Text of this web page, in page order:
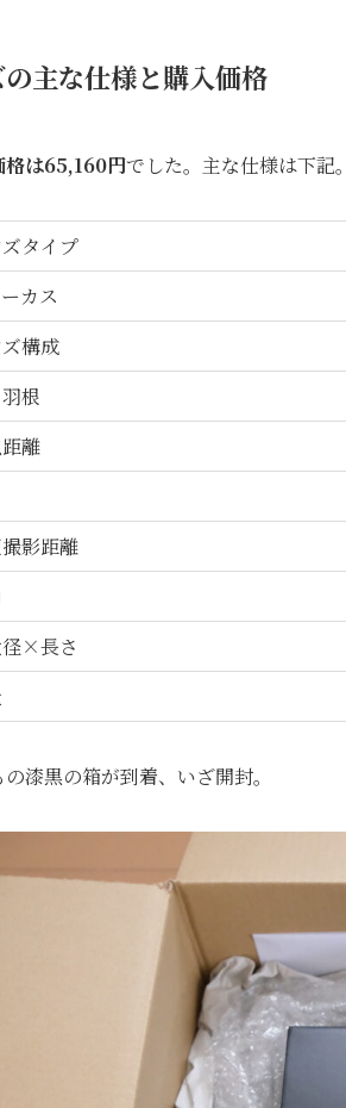
の主な仕様と購入価格
格は65,160円でした。主な仕様は下記。
タイプ
カス
構成
根
離
影距離
×長さ
漆黒の箱が到着、いざ開封。